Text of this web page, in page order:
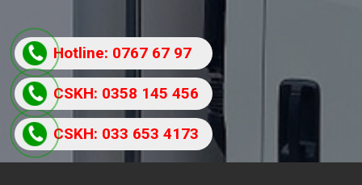
Hotline: 0767 67 97
87
CSKH: 033 653 4173
CSKH: 0358 145 456